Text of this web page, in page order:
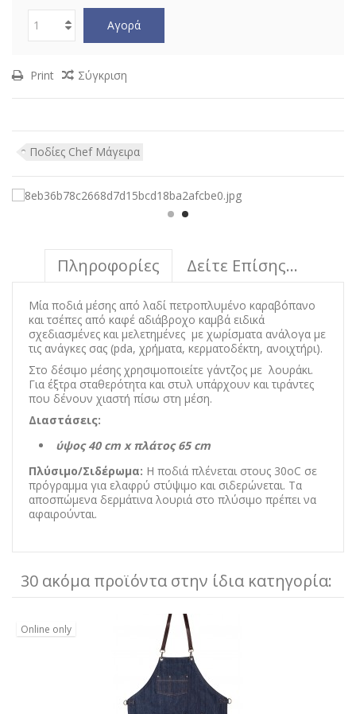
Αγορά
Print Σύγκριση
Ποδίες Chef Μάγειρα
Πληροφορίες Δείτε Επίσης...
Μία ποδιά μέσης από λαδί πετροπλυμένο καραβόπανο
και τσέπες από καφέ αδιάβροχο καμβά ειδικά
σχεδιασμένες και μελετημένες με χωρίσματα ανάλογα με
τις ανάγκες σας (pda, χρήματα, κερματοδέκτη, ανοιχτήρι).
Στο δέσιμο μέσης χρησιμοποιείτε γάντζος με λουράκι.
Για έξτρα σταθερότητα και στυλ υπάρχουν και τιράντες
που δένουν χιαστή πίσω στη μέση.
Διαστάσεις:
ύψος 40 cm x πλάτος 65 cm
Πλύσιμο/Σιδέρωμα: Η ποδιά πλένεται στους 30oC σε
πρόγραμμα για ελαφρύ στύψιμο και σιδερώνεται. Τα
αποσπώμενα δερμάτινα λουριά στο πλύσιμο πρέπει να
αφαιρούνται.
30 ακόμα προϊόντα στην ίδια κατηγορία:
Online only